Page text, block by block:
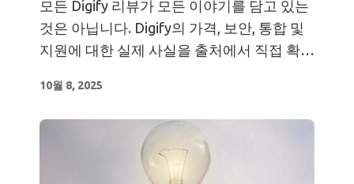
모든 Digify 리뷰가 모든 이야기를 담고 있는
것은 아닙니다. Digify의 가격, 보안, 통합 및
지원에 대한 실제 사실을 출처에서 직접 확인
10월 8, 2025